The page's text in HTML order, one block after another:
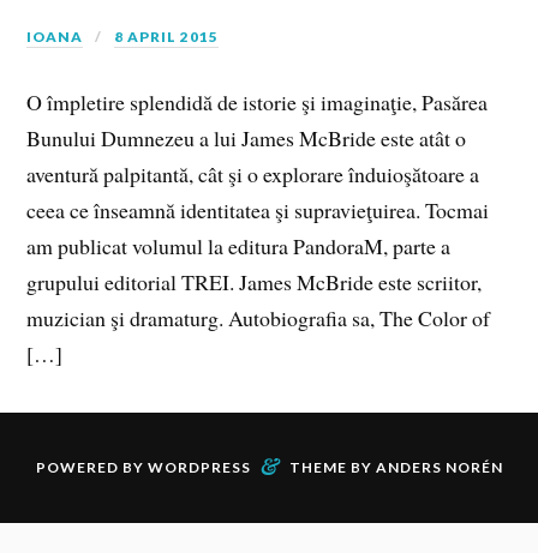
IOANA 8 APRIL 2015
O împletire splendidă de istorie şi imaginaţie, Pasărea
Bunului Dumnezeu a lui James McBride este atât o
aventură palpitantă, cât şi o explorare înduioşătoare a
ceea ce înseamnă identitatea şi supravieţuirea. Tocmai
am publicat volumul la editura PandoraM, parte a
grupului editorial TREI. James McBride este scriitor,
muzician şi dramaturg. Autobiografia sa, The Color of
[…]
POWERED BY WORDPRESS & THEME BY ANDERS NORÉN